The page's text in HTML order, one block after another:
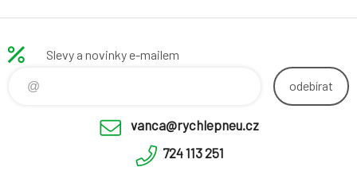
Slevy a novinky e-mailem
odebírat
vanca@rychlepneu.cz
724 113 251